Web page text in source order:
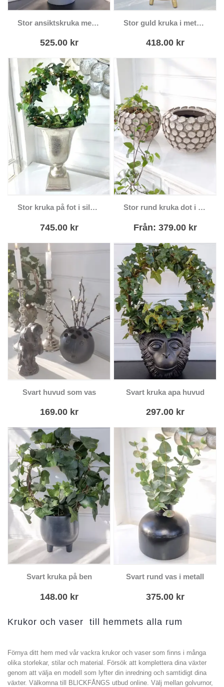
Stor ansiktskruka med stängda ögon
525.00 kr
Stor guld kruka i metall på ben
418.00 kr
Stor kruka på fot i silver
745.00 kr
produkten har
De olika
väljas på
produktsidan
Stor rund kruka dot i beige keramik
Från: 379.00 kr
Svart huvud som vas
169.00 kr
Svart kruka apa huvud
297.00 kr
Svart kruka på ben
148.00 kr
Svart rund vas i metall
375.00 kr
Krukor och vaser till hemmets alla rum
Förnya ditt hem med vår vackra krukor och vaser som finns i många
olika storlekar, stilar och material. Försök att komplettera dina växter
genom att välja en modell som lyfter din inredning och samtidigt dina
växter. Välkomna till BLICKFÅNGS utbud online. Välj mellan golvurnor,